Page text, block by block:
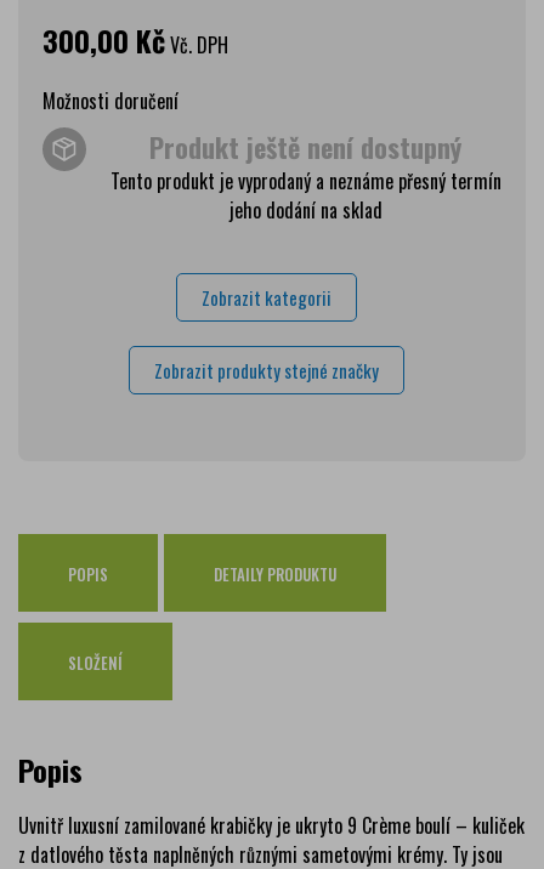
300,00 KčVč. DPH
Možnosti doručení
Wolt doprava
zdarma
PPL Parcelshop
79 Kč
Česká pošta Balíkovna
Osobní odběr Pražákova
zdarma
Osobní odběr Kounicova
zdarma
Česká pošta
zdarma
Produkt ještě není dostupný
Tento produkt je vyprodaný a neznáme přesný termín
jeho dodání na sklad
Zobrazit kategorii
Zobrazit produkty stejné značky
POPIS DETAILY PRODUKTU
SLOŽENÍ
Popis
Uvnitř luxusní zamilované krabičky je ukryto 9 Crème boulí – kuliček
z datlového těsta naplněných různými sametovými krémy. Ty jsou